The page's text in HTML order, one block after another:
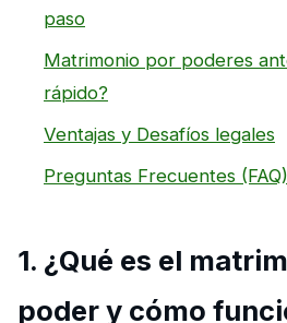
paso
Matrimonio por poderes
rápido?
Ventajas y Desafíos legales
Preguntas Frecuentes (FAQ)
1. ¿Qué es el
poder y cómo